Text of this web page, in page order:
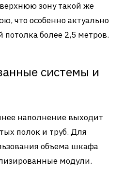
зону такой же
что особенно актуально
более 2,5 метров.
системы и
наполнение выходит
полок и труб. Для
объема шкафа
модули.